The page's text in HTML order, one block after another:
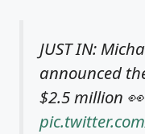
JUST IN:
announced
$2.5 million 👀